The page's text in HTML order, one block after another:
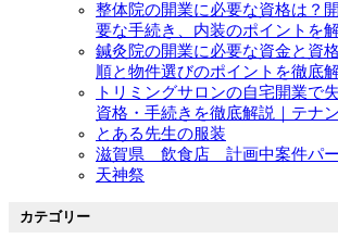
整体院の開業に必要な資格は？
要な手続き、内装のポイントを
鍼灸院の開業に必要な資金と資
順と物件選びのポイントを徹底
トリミングサロンの自宅開業で
資格・手続きを徹底解説｜テナ
とある先生の服装
滋賀県 飲食店 計画中案件パ
天神祭
カテゴリー